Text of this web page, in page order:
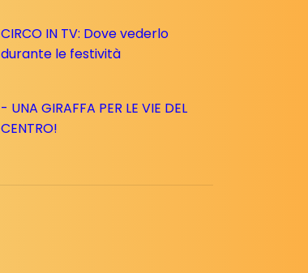
CIRCO IN TV: Dove vederlo
durante le festività
- UNA GIRAFFA PER LE VIE DEL
CENTRO!